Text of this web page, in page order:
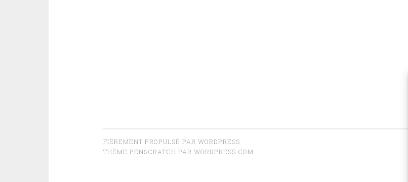
FIÈREMENT PROPULSÉ PAR WORDPRESS
THÈME PENSCRATCH PAR WORDPRESS.COM